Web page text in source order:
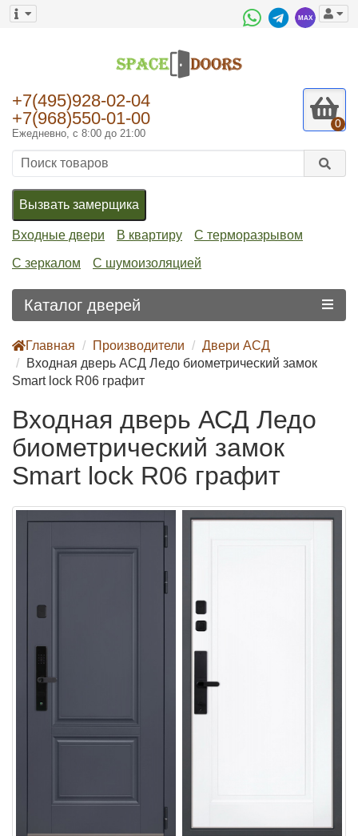
+7(495)928-02-04
+7(968)550-01-00
Ежедневно, с 8:00 до 21:00
0
Вызвать замерщика
Входные двери В квартиру С терморазрывом
С зеркалом С шумоизоляцией
Каталог дверей
Главная Производители
Двери АСД
Входная дверь АСД Ледо биометрический замок
Smart lock R06 графит
Входная дверь АСД Ледо
биометрический замок
Smart lock R06 графит